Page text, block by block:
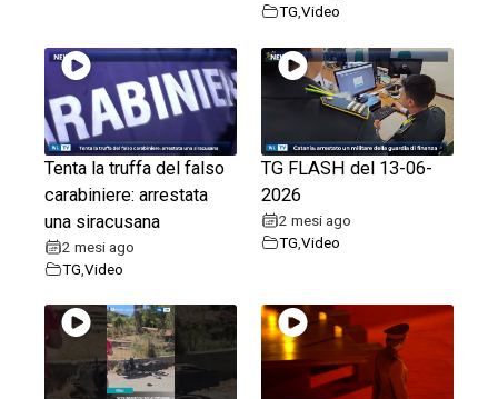
TG,Video
Tenta la truffa del falso
carabiniere: arrestata
una siracusana
2 mesi ago
TG Video
TG FLASH del 13-06-
2026
2 mesi ago
TG ,Video